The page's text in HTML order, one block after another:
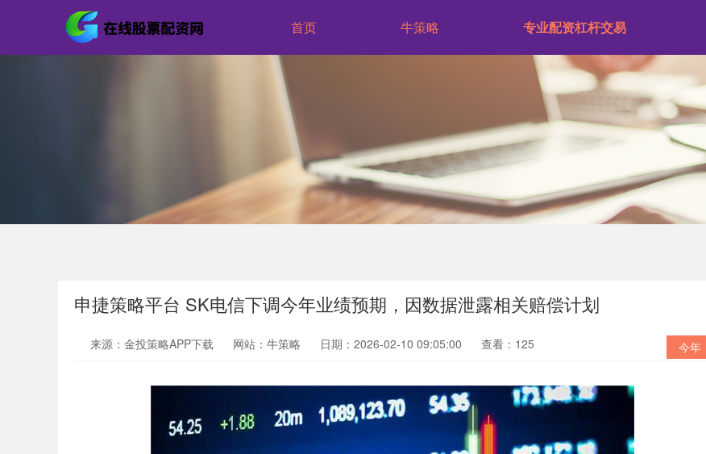
首页 牛策略 专业配资杠杆交易
申捷策略平台 SK电信下调今年业绩预期，因数据泄露相关赔偿计划
今年
来源：金投策略APP下载 网站：牛策略 日期：2026-02-10 09:05:00 查看：125